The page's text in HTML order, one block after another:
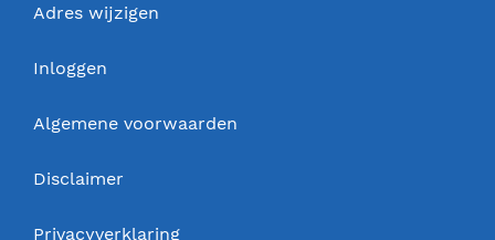
Adres wijzigen
Inloggen
Algemene voorwaarden
Disclaimer
Privacyverklaring